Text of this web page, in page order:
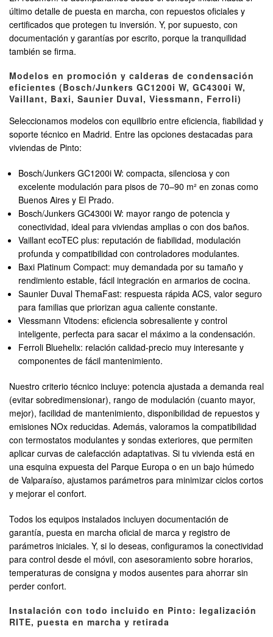
último detalle de puesta en marcha, con repuestos oficiales y
certificados que protegen tu inversión. Y, por supuesto, con
documentación y garantías por escrito, porque la tranquilidad
también se firma.
Modelos en promoción y calderas de condensación
eficientes (Bosch/Junkers GC1200i W, GC4300i W,
Vaillant, Baxi, Saunier Duval, Viessmann, Ferroli)
Seleccionamos modelos con equilibrio entre eficiencia, fiabilidad y
soporte técnico en Madrid. Entre las opciones destacadas para
viviendas de Pinto:
Bosch/Junkers GC1200i W: compacta, silenciosa y con
excelente modulación para pisos de 70–90 m² en zonas como
Buenos Aires y El Prado.
Bosch/Junkers GC4300i W: mayor rango de potencia y
conectividad, ideal para viviendas amplias o con dos baños.
Vaillant ecoTEC plus: reputación de fiabilidad, modulación
profunda y compatibilidad con controladores modulantes.
Baxi Platinum Compact: muy demandada por su tamaño y
rendimiento estable, fácil integración en armarios de cocina.
Saunier Duval ThemaFast: respuesta rápida ACS, valor seguro
para familias que priorizan agua caliente constante.
Viessmann Vitodens: eficiencia sobresaliente y control
inteligente, perfecta para sacar el máximo a la condensación.
Ferroli Bluehelix: relación calidad-precio muy interesante y
componentes de fácil mantenimiento.
Nuestro criterio técnico incluye: potencia ajustada a demanda real
(evitar sobredimensionar), rango de modulación (cuanto mayor,
mejor), facilidad de mantenimiento, disponibilidad de repuestos y
emisiones NOx reducidas. Además, valoramos la compatibilidad
con termostatos modulantes y sondas exteriores, que permiten
aplicar curvas de calefacción adaptativas. Si tu vivienda está en
una esquina expuesta del Parque Europa o en un bajo húmedo
de Valparaíso, ajustamos parámetros para minimizar ciclos cortos
y mejorar el confort.
Todos los equipos instalados incluyen documentación de
garantía, puesta en marcha oficial de marca y registro de
parámetros iniciales. Y, si lo deseas, configuramos la conectividad
para control desde el móvil, con asesoramiento sobre horarios,
temperaturas de consigna y modos ausentes para ahorrar sin
perder confort.
Instalación con todo incluido en Pinto: legalización
RITE, puesta en marcha y retirada